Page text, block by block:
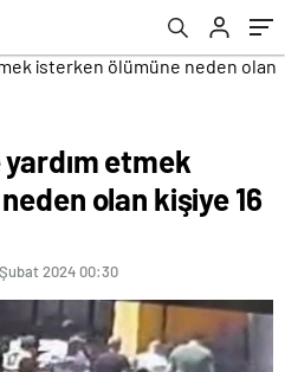
etmek
olan kişiye 16
2024 00:30